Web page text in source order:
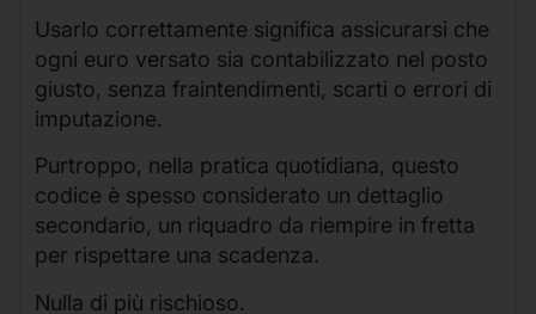
Usarlo correttamente significa assicurarsi che
ogni euro versato sia contabilizzato nel posto
giusto, senza fraintendimenti, scarti o errori di
imputazione.
Purtroppo, nella pratica quotidiana, questo
codice è spesso considerato un dettaglio
secondario, un riquadro da riempire in fretta
per rispettare una scadenza.
Nulla di più rischioso.